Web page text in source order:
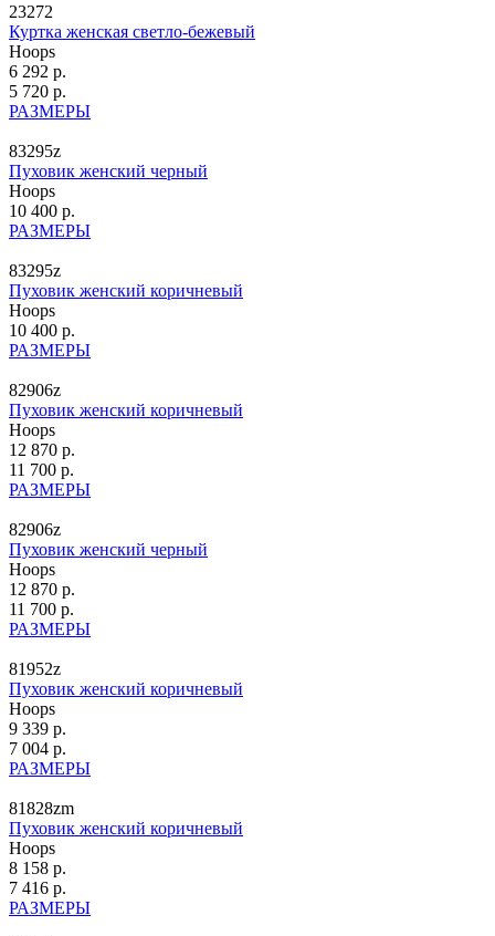
23272
Куртка женская светло-бежевый
Hoops
6 292 р.
5 720 р.
РАЗМЕРЫ
83295z
Пуховик женский черный
Hoops
10 400 р.
РАЗМЕРЫ
83295z
Пуховик женский коричневый
Hoops
10 400 р.
РАЗМЕРЫ
82906z
Пуховик женский коричневый
Hoops
12 870 р.
11 700 р.
РАЗМЕРЫ
82906z
Пуховик женский черный
Hoops
12 870 р.
11 700 р.
РАЗМЕРЫ
81952z
Пуховик женский коричневый
Hoops
9 339 р.
7 004 р.
РАЗМЕРЫ
81828zm
Пуховик женский коричневый
Hoops
8 158 р.
7 416 р.
РАЗМЕРЫ